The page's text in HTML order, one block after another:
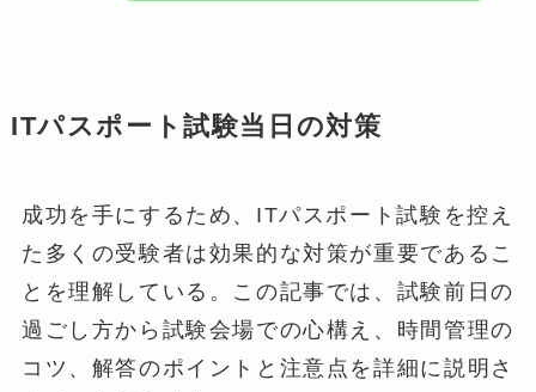
ITパスポート試験当日の対策
成功を手にするため、ITパスポート試験を控え
た多くの受験者は効果的な対策が重要であるこ
とを理解している。この記事では、試験前日の
過ごし方から試験会場での心構え、時間管理の
コツ、解答のポイントと注意点を詳細に説明さ